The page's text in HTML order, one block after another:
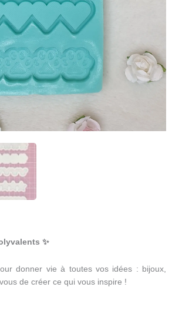
✨
donner vie à toutes vos idées : bijoux,
de créer ce qui vous inspire !